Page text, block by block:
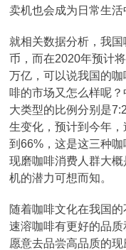
卖机也会成为日常生活
就相关数据分析，我
币，而在2020年预计
万亿，可以说我国的
啡的市场又怎么样呢
大类型的比例分别是
生变化，预计到今年
到66%，这是这三种
现磨咖啡消费人群大
机的潜力可想而知。
随着咖啡文化在我国
速溶咖啡有更好的品
愿意去品尝高品质的